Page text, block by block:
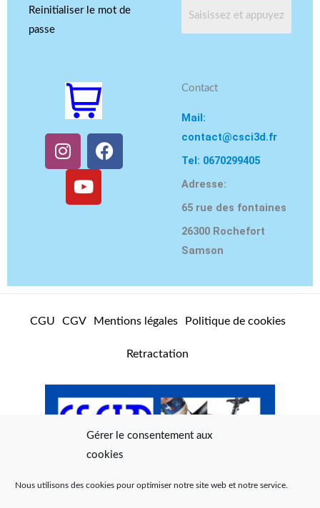
Gérer le consentement aux
cookies
Nous utilisons des cookies pour optimiser notre site web et notre service.
Reinitialiser le mot de
passe
I
n
s
m
F
a
Y
u
t
Contact
Mail:
contact@csci3d.fr
Tel: 0670299405
Adresse:
65 rue des fontaines
26300 Rochefort
Samson
CGU CGV Mentions légales Politique de cookies
Retractation